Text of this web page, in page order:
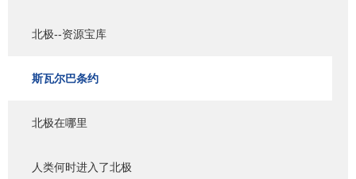
北极--资源宝库
斯瓦尔巴条约
北极在哪里
人类何时进入了北极